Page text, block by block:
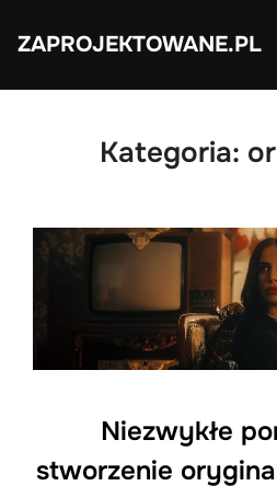
ZAPROJEKTOWANE.PL
Kategoria:
Niezwykłe
stworzenie